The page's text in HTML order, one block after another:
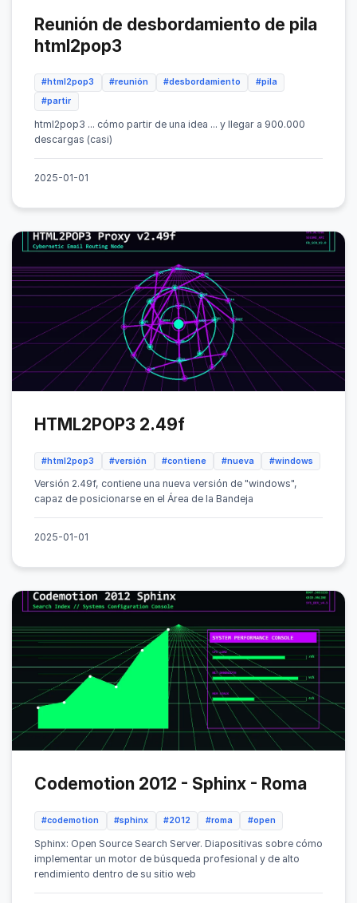
Reunión de desbordamiento de pila
html2pop3
#html2pop3 #reunión #desbordamiento
#pila
#partir
html2pop3 ... cómo partir de una idea ... y llegar a 900.000
descargas (casi)
2025-01-01
HTML2POP3 2.49f
#html2pop3 #versión #contiene #nueva #windows
Versión 2.49f, contiene una nueva versión de "windows",
capaz de posicionarse en el Área de la Bandeja
2025-01-01
Codemotion 2012 - Sphinx - Roma
#codemotion #sphinx #2012 #roma #open
Sphinx: Open Source Search Server. Diapositivas sobre cómo
implementar un motor de búsqueda profesional y de alto
rendimiento dentro de su sitio web